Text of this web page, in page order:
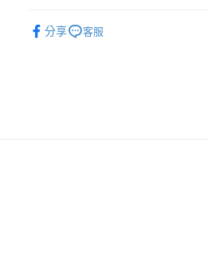
每筆NT$80，滿NT$599(含以上)免
分享
客服